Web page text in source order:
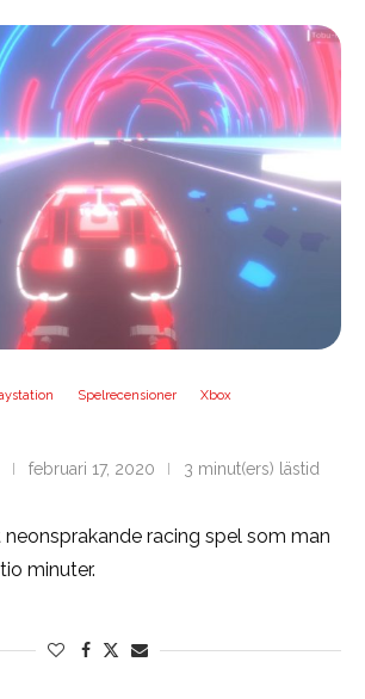
Spelrecensioner Xbox
februari 17, 2020 3 minut(ers) lästid
racing spel som man
minuter.